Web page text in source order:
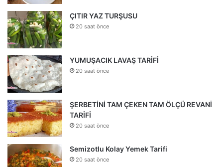
ÇITIR YAZ TURŞUSU
20 saat önce
YUMUŞACIK LAVAŞ TARİFİ
20 saat önce
ŞERBETİNİ TAM ÇEKEN TAM ÖLÇÜ REVANİ
TARİFİ
20 saat önce
Semizotlu Kolay Yemek Tarifi
20 saat önce